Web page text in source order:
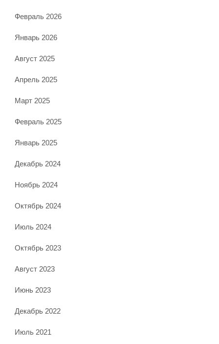
Февраль 2026
Январь 2026
Август 2025
Апрель 2025
Март 2025
Февраль 2025
Январь 2025
Декабрь 2024
Ноябрь 2024
Октябрь 2024
Июль 2024
Октябрь 2023
Август 2023
Июнь 2023
Декабрь 2022
Июль 2021